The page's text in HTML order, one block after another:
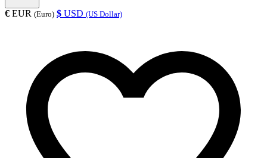
€ EUR (Euro) $ USD (US Dollar)